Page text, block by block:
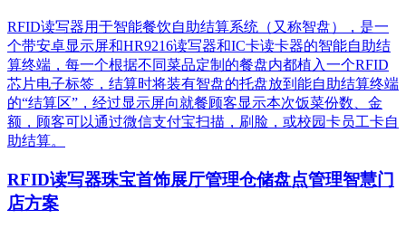
RFID读写器用于智能餐饮自助结算系统（又称智盘），是一
个带安卓显示屏和HR9216读写器和IC卡读卡器的智能自助结
算终端，每一个根据不同菜品定制的餐盘内都植入一个RFID
芯片电子标签，结算时将装有智盘的托盘放到能自助结算终端
的“结算区”，经过显示屏向就餐顾客显示本次饭菜份数、金
额，顾客可以通过微信支付宝扫描，刷脸，或校园卡员工卡自
助结算。
RFID读写器珠宝首饰展厅管理仓储盘点管理智慧门
店方案